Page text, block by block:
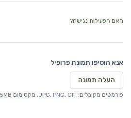
האם הפעילות נגישה?
אנא הוסיפו תמונת פרופיל
העלה תמונה
פורמטים מקובלים: JPG, PNG, GIF. מקסימום 5MB.